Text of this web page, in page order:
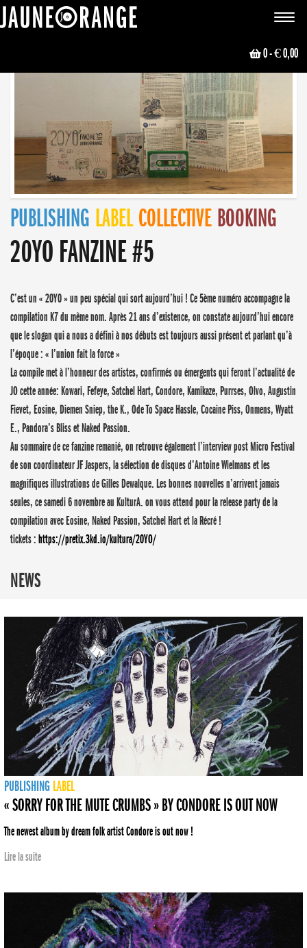
Toggle
0- € 0,00
PUBLISHING LABEL COLLECTIVE BOOKING
20YO FANZINE #5
C’est un « 20Y0 » un peu spécial qui sort aujourd’hui ! Ce 5ème numéro accompagne la
compilation K7 du même nom. Après 21 ans d’existence, on constate aujourd’hui encore
que le slogan qui a nous a défini à nos débuts est toujours aussi présent et parlant qu’à
l’époque : « l’union fait la force »
La compile met à l’honneur des artistes, confirmés ou émergents qui feront l’actualité de
JO cette année: Kowari, Fefeye, Satchel Hart, Condore, Kamikaze, Purrses, Olvo, Augustin
Fievet, Eosine, Diemen Sniep, the K., Ode To Space Hassle, Cocaine Piss, Onmens, Wyatt
E., Pandora’s Bliss et Naked Passion.
Au sommaire de ce fanzine remanié, on retrouve également l’interview post Micro Festival
de son coordinateur JF Jaspers, la sélection de disques d’Antoine Wielmans et les
magnifiques illustrations de Gilles Dewalque. Les bonnes nouvelles n’arrivent jamais
seules, ce samedi 6 novembre au KulturA. on vous attend pour la release party de la
compilation avec Eosine, Naked Passion, Satchel Hart et la Récré !
tickets :https://pretix.3kd.io/kultura/20YO/
NEWS
PUBLISHING LABEL
« SORRY FOR THE MUTE CRUMBS » BY CONDORE IS OUT NOW
The newest album by dream folk artist Condore is out now !
Lire la suite